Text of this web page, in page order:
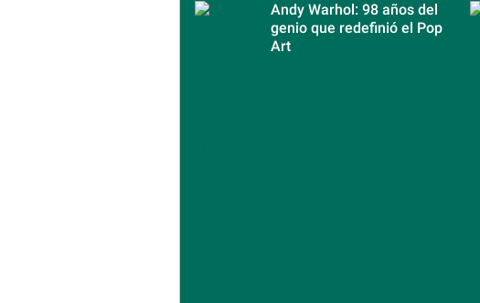
Andy Warhol: 98 años del
genio que redefinió el Pop
Art